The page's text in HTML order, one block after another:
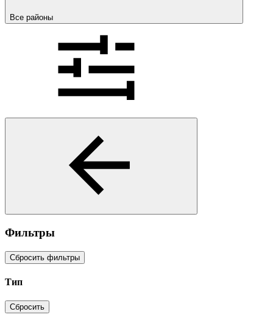
Все районы
Фильтры
Сбросить фильтры
Тип
Сбросить